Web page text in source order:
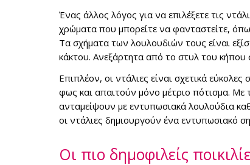
Ένας άλλος λόγος για να επιλέξετε τις
χρώματα που μπορείτε να φανταστείτε,
Τα σχήματα των λουλουδιών τους είναι
κάκτου. Ανεξάρτητα από το στυλ του κήπου
Επιπλέον, οι ντάλιες είναι σχετικά
φως και απαιτούν μόνο μέτριο πότισμα. Με
ανταμείψουν με εντυπωσιακά λουλούδια
οι ντάλιες δημιουργούν ένα εντυπωσιακό
Οι πιο δημοφιλείς